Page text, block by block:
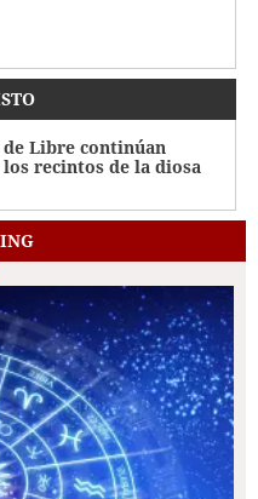
de Libre continúan
recintos de la diosa